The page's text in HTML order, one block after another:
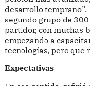
desarrollo temprano”.
segundo grupo de
partidor, con muchas
empezando a
tecnologías, pero que
Expectativas